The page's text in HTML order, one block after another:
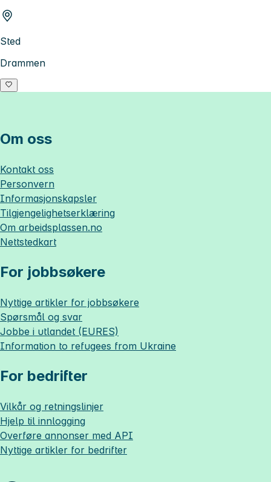
Sted
Drammen
Om oss
Kontakt oss
Personvern
Informasjonskapsler
Tilgjengelighetserklæring
Om arbeidsplassen.no
Nettstedkart
For jobbsøkere
Nyttige artikler for jobbsøkere
Spørsmål og svar
Jobbe i utlandet (EURES)
Information to refugees from Ukraine
For bedrifter
Vilkår og retningslinjer
Hjelp til innlogging
Overføre annonser med API
Nyttige artikler for bedrifter